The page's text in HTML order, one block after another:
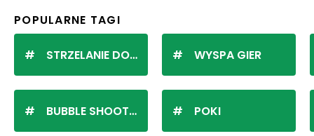
POPULARNE TAGI
STRZELANIE DO KULEK
BUBBLE SHOOTER
WYSPA GIER
POKI